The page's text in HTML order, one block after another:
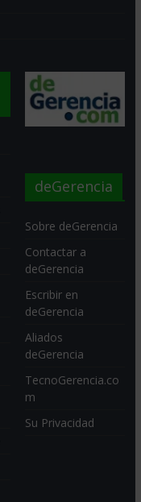
deGerencia
Sobre deGerencia
Contactar a
deGerencia
Escribir en
deGerencia
Aliados
deGerencia
TecnoGerencia.co
m
Su Privacidad